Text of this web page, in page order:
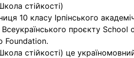
стійкості)
10 класу Ірпінського
проєкту
Foundation.
стійкості) це україномовний